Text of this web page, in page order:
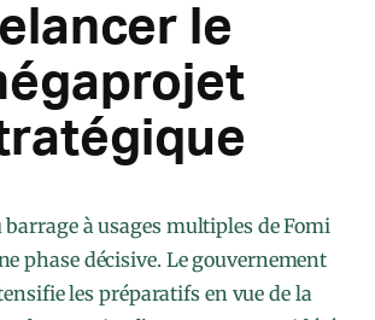
le
barrage à usages multiples de Fomi
phase décisive. Le gouvernement
les préparatifs en vue de la